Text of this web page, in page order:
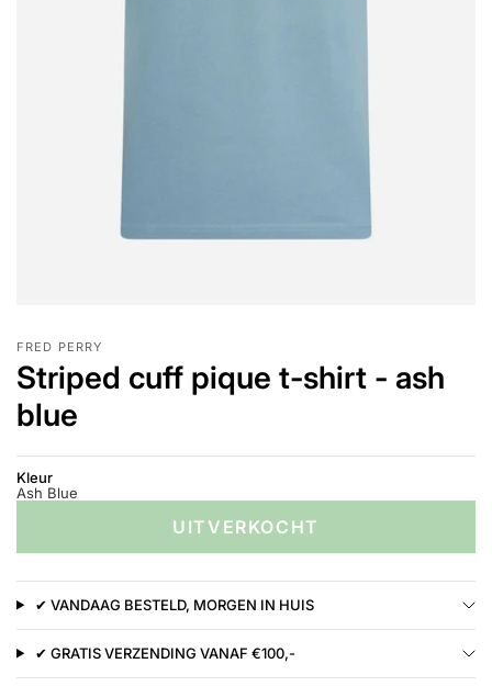
FRED PERRY
Striped cuff pique t-shirt - ash
blue
Kleur
Ash Blue
UITVERKOCHT
✔ VANDAAG BESTELD, MORGEN IN HUIS
✔ GRATIS VERZENDING VANAF €100,-